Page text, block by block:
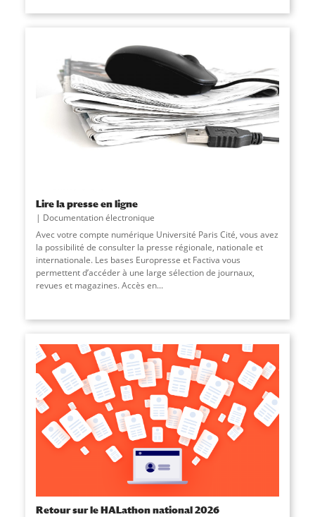
Lire la presse en ligne
Documentation électronique
Avec votre compte numérique Université Paris Cité, vous avez
la possibilité de consulter la presse régionale, nationale et
internationale. Les bases Europresse et Factiva vous
permettent d’accéder à une large sélection de journaux,
revues et magazines. Accès en...
Retour sur le HALathon national 2026